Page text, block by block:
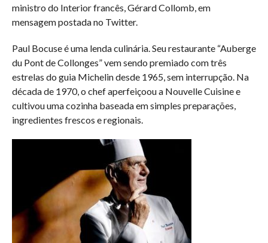
ministro do Interior francês, Gérard Collomb, em
mensagem postada no Twitter.
Paul Bocuse é uma lenda culinária. Seu restaurante “Auberge
du Pont de Collonges” vem sendo premiado com três
estrelas do guia Michelin desde 1965, sem interrupção. Na
década de 1970, o chef aperfeiçoou a Nouvelle Cuisine e
cultivou uma cozinha baseada em simples preparações,
ingredientes frescos e regionais.